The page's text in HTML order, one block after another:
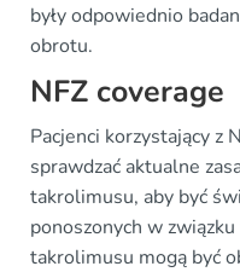
były odpowiednio
obrotu.
NFZ coverage
Pacjenci korzystający z
sprawdzać aktualne
takrolimusu, aby być
ponoszonych w
takrolimusu mogą być